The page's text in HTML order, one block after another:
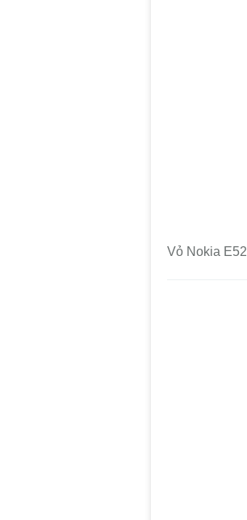
Vỏ Nokia E52